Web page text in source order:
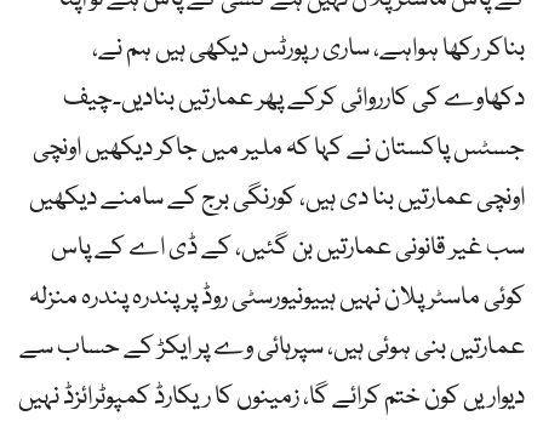
بناکر رکھا ہواہے، ساری رپورٹس دیکھی ہیں ہم نے،
دکھاوے کی کارروائی کرکے پھر عمارتیں بنادیں۔چیف
جسٹس پاکستان نے کہا کہ ملیر میں جاکر دیکھیں اونچی
اونچی عمارتیں بنا دی ہیں، کورنگی برج کے سامنے دیکھیں
سب غیر قانونی عمارتیں بن گئیں، کے ڈی اے کے پاس
کوئی ماسٹر پلان نہیں ہییونیورسٹی روڈ پر پندرہ پندرہ منزلہ
عمارتیں بنی ہوئی ہیں، سپرہائی وے پر ایکڑ کے حساب سے
دیواریں کون ختم کرائے گا، زمینوں کا ریکارڈ کمپوٹرائزڈ نہیں